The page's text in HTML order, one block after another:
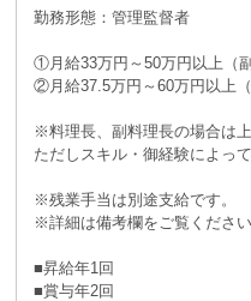
勤務形態：管理監督者
①月給33万円～50万円以上（副
②月給37.5万円～60万円以上（
※料理長、副料理長の場合は上
ただしスキル・御経験によっ
※残業手当は別途支給です。
※詳細は備考欄をご覧ください
■昇給年1回
■賞与年2回